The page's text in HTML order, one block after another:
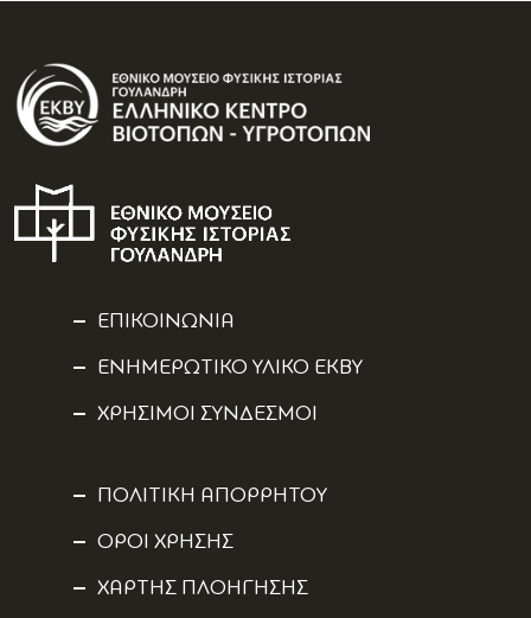
ΕΠΙΚΟΙΝΩΝΙΑ
ΕΝΗΜΕΡΩΤΙΚΟ ΥΛΙΚΟ ΕΚΒΥ
ΧΡΗΣΙΜΟΙ ΣΥΝΔΕΣΜΟΙ
ΠΟΛΙΤΙΚΗ ΑΠΟΡΡΗΤΟΥ
ΟΡΟΙ ΧΡΗΣΗΣ
ΧΑΡΤΗΣ ΠΛΟΗΓΗΣΗΣ